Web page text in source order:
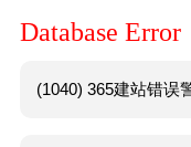
Database Error
(1040) 365建站错误